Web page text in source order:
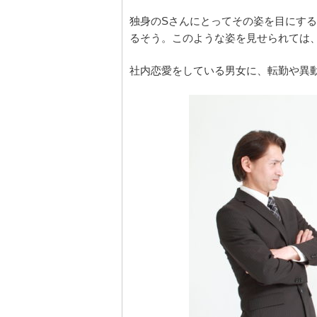
独身のSさんにとってその姿を目にす
るそう。このような姿を見せられては
社内恋愛をしている男女に、転勤や異